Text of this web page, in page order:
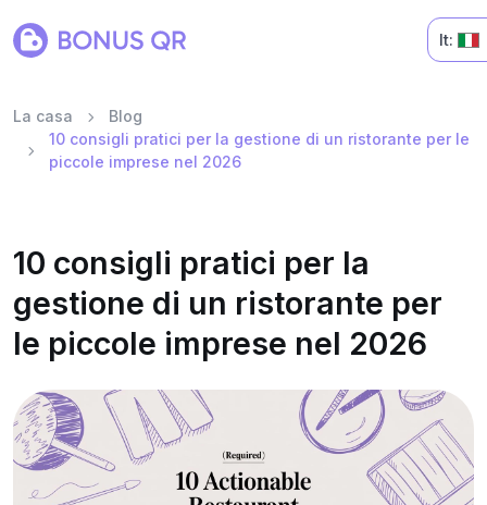
It:
La casa
Blog
10 consigli pratici per la gestione di un ristorante per le
piccole imprese nel 2026
10 consigli pratici per la
gestione di un ristorante per
le piccole imprese nel 2026